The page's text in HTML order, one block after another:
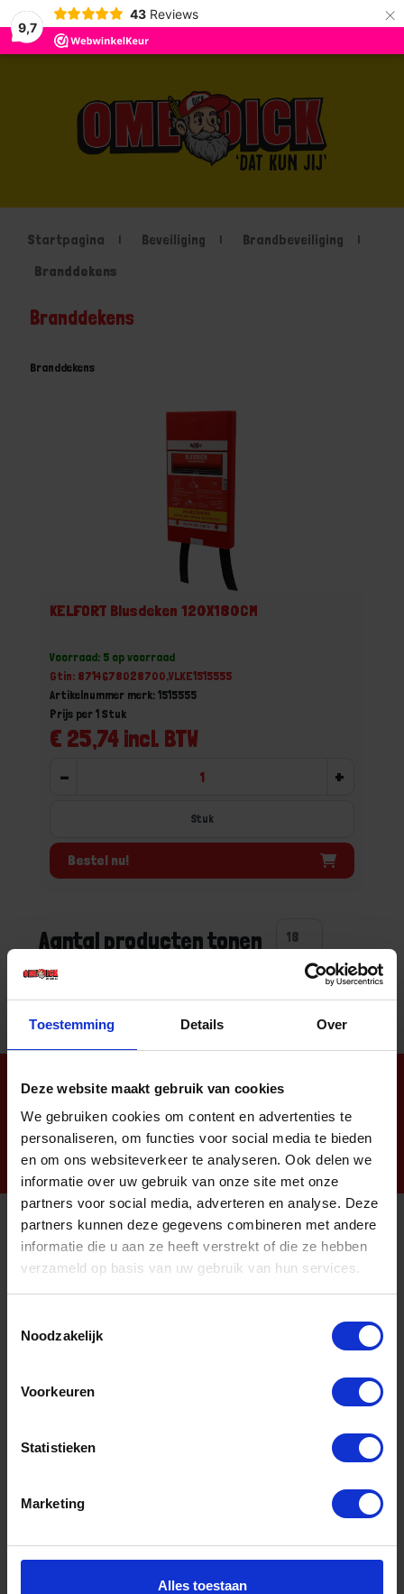
Toestemming Details Over
Deze website maakt gebruik van cookies
We gebruiken cookies om content en advertenties te
personaliseren, om functies voor social media te bieden
en om ons websiteverkeer te analyseren. Ook delen we
informatie over uw gebruik van onze site met onze
partners voor social media, adverteren en analyse. Deze
partners kunnen deze gegevens combineren met andere
informatie die u aan ze heeft verstrekt of die ze hebben
verzameld op basis van uw gebruik van hun services.
Noodzakelijk
Voorkeuren
Statistieken
Marketing
Alles toestaan
9,7
43 Reviews ×
Startpagina Beveiliging
Brandbeveiliging
Branddekens
Branddekens
Branddekens
KELFORT Blusdeken 120X180CM
Voorraad: 5 op voorraad
Gtin: 8714678028700,VLKE1515555
Artikelnummer merk: 1515555
€ 25,74 incl. BTW
Prijs per 1 Stuk
- +
Stuk
Bestel nu!
Aantal producten tonen
Nieuwsbrief
Informatie
Klachtenregeling Ome Dick
Privacyverklaring Ome Dick
Klantenservice Ome Dick